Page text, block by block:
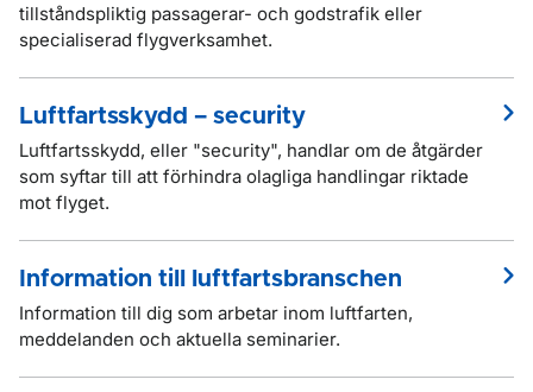
tillståndspliktig passagerar- och godstrafik eller
specialiserad flygverksamhet.
Luftfartsskydd – security
Luftfartsskydd, eller "security", handlar om de åtgärder
som syftar till att förhindra olagliga handlingar riktade
mot flyget.
Information till luftfartsbranschen
Information till dig som arbetar inom luftfarten,
meddelanden och aktuella seminarier.